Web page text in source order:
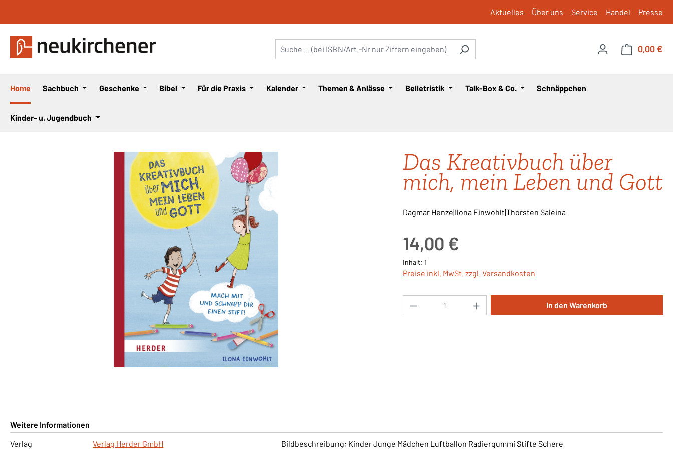
Aktuelles Über uns Service Handel Presse
0,00 €
Home Sachbuch Geschenke Bibel Für die Praxis Kalender Themen & Anlässe Belletristik Talk-Box & Co. Schnäppchen
Kinder- u. Jugendbuch
Das Kreativbuch über
mich, mein Leben und Gott
Dagmar Henze|Ilona Einwohlt|Thorsten Saleina
14,00 €
Inhalt: 1
Preise inkl. MwSt. zzgl. Versandkosten
Produkt Anzahl: Gib den gewünschten Wert ein
In den Warenkorb
Weitere Informationen
Verlag
Verlag Herder GmbH Bildbeschreibung: Kinder Junge Mädchen Luftballon Radiergummi Stifte Schere